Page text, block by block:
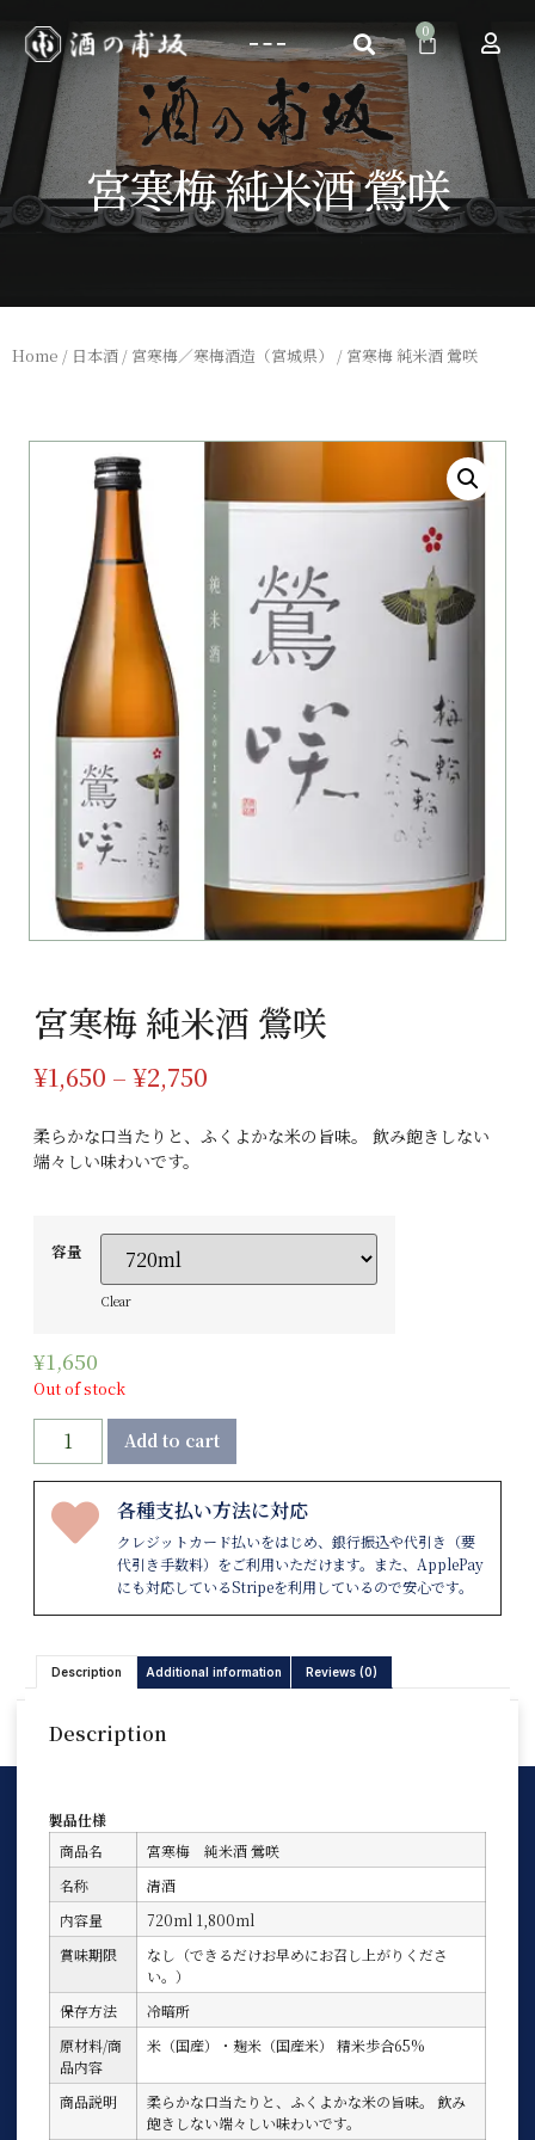
宮寒梅 純米酒 鶯咲
Home / 日本酒 / 宮寒梅／寒梅酒造（宮城県） / 宮寒梅 純米酒 鶯咲
宮寒梅 純米酒 鶯咲
¥1,650 – ¥2,750
柔らかな口当たりと、ふくよかな米の旨味。 飲み飽きしない
端々しい味わいです。
容量
Clear
¥1,650
Out of stock
Add to cart
各種支払い方法に対応
クレジットカード払いをはじめ、銀行振込や代引き（要
代引き手数料）をご利用いただけます。また、ApplePay
にも対応しているStripeを利用しているので安心です。
Description Additional information Reviews (0)
Description
製品仕様
商品名
宮寒梅 純米酒 鶯咲
名称
清酒
内容量
720ml 1,800ml
賞味期限
なし（できるだけお早めにお召し上がりくださ
い。）
保存方法
冷暗所
原材料/商
品内容
米（国産）・麹米（国産米） 精米歩合65%
商品説明
柔らかな口当たりと、ふくよかな米の旨味。 飲み
飽きしない端々しい味わいです。